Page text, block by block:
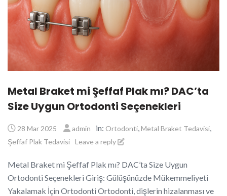
Metal Braket mi Şeffaf Plak mı? DAC’ta
Size Uygun Ortodonti Seçenekleri
28 Mar 2025 admin in: Ortodonti,Metal Braket Tedavisi,
Şeffaf Plak Tedavisi Leave a reply
Metal Braket mi Şeffaf Plak mı? DAC’ta Size Uygun
Ortodonti Seçenekleri Giriş: Gülüşünüzde Mükemmeliyeti
Yakalamak İçin Ortodonti Ortodonti, dişlerin hizalanması ve